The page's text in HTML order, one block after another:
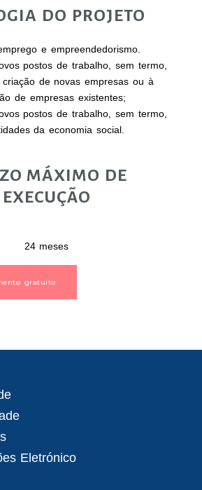
DO PROJETO
e empreendedorismo.
postos de trabalho, sem termo,
de novas empresas ou à
de empresas existentes;
postos de trabalho, sem termo,
da economia social.
MÁXIMO DE
EXECUÇÃO
24 meses
gratuito
Eletrónico